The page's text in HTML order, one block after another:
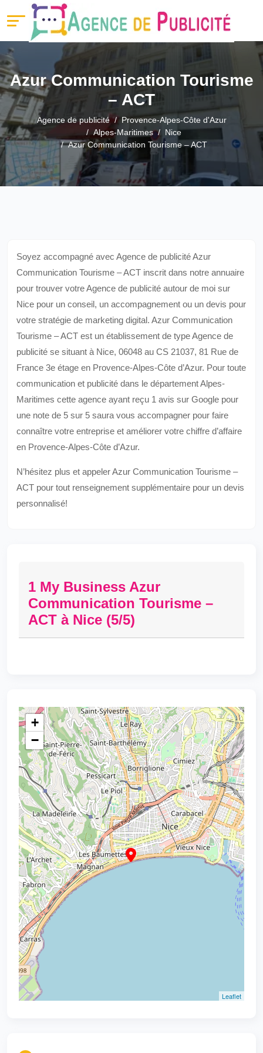
Azur Communication Tourisme
– ACT
Agence de publicité
Provence-Alpes-Côte d'Azur
Alpes-Maritimes
Nice
Azur Communication Tourisme – ACT
Soyez accompagné avec Agence de publicité Azur
Communication Tourisme – ACT inscrit dans notre annuaire
pour trouver votre Agence de publicité autour de moi sur
Nice pour un conseil, un accompagnement ou un devis pour
votre stratégie de marketing digital. Azur Communication
Tourisme – ACT est un établissement de type Agence de
publicité se situant à Nice, 06048 au CS 21037, 81 Rue de
France 3e étage en Provence-Alpes-Côte d’Azur. Pour toute
communication et publicité dans le département Alpes-
Maritimes cette agence ayant reçu 1 avis sur Google pour
une note de 5 sur 5 saura vous accompagner pour faire
connaître votre entreprise et améliorer votre chiffre d’affaire
en Provence-Alpes-Côte d’Azur.
N’hésitez plus et appeler Azur Communication Tourisme –
ACT pour tout renseignement supplémentaire pour un devis
personnalisé!
1 My Business Azur
Communication Tourisme –
ACT à Nice (5/5)
+
−
Leaflet